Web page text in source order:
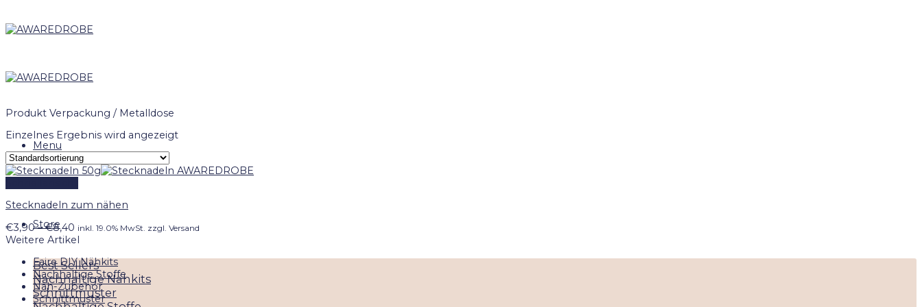
to
content
Menu
Store
Best Sellers
Nachhaltige Nähkits
Schnittmuster
Produkt Verpackung /Metalldose
Einzelnes Ergebnis wird angezeigt
Stecknadeln zum nähen
€3,90 –€8,40 Preisspanne:
€3,90
€8,40
inkl. 19.0% MwSt. zzgl. Versand
Weitere Artikel
Faire DIY Nähkits
Nachhaltige Stoffe
Näh-Zubehör
Schnittmuster